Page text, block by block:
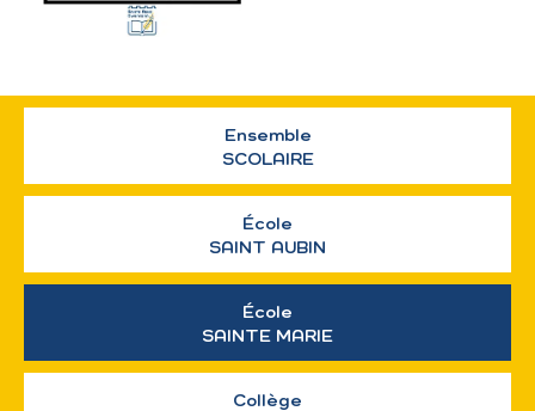
Ensemble
SCOLAIRE
École
SAINT AUBIN
École
SAINTE MARIE
Collège